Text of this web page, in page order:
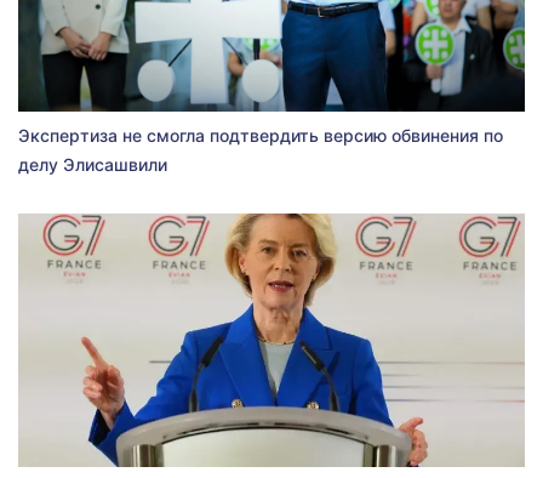
Экспертиза не смогла подтвердить версию обвинения по
делу Элисашвили